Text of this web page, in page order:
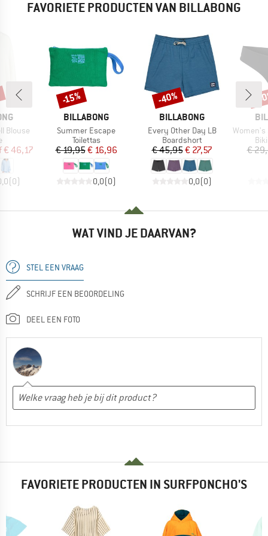
FAVORIETE PRODUCTEN VAN BILLABONG
Blouse
prijs
€ 46,17
(0)
MERK
BILLABONG
Artikel
Summer Escape
Productgroep
Toilettas
Prijs
€ 19,95Verlaagde prijs
€ 16,96
0,0(0)
Korting
-15%
MERK
BILLABONG
Artikel
Every Other Day LB
Productgroep
Boardshort
Prijs
€ 45,95Verlaagde prijs
€ 27,57
0,0(0)
Korting
-40%
Artikel
Women's
€
-
WAT VIND JE DAARVAN?
STEL EEN VRAAG
SCHRIJF EEN BEOORDELING
DEEL EEN FOTO
FAVORIETE PRODUCTEN IN SURFPONCHO'S